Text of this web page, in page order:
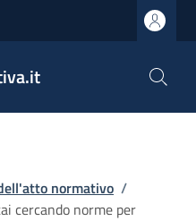
normativo /
cercando norme per